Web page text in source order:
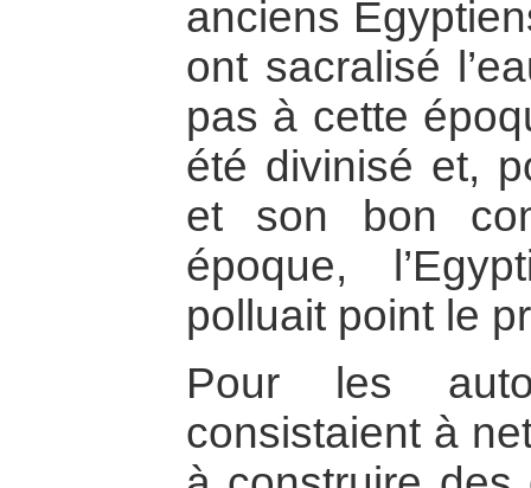
anciens
ont sacralisé
pas à cette
été divinisé et,
et son bon
époque,
polluait point le
Pour les
consistaient à